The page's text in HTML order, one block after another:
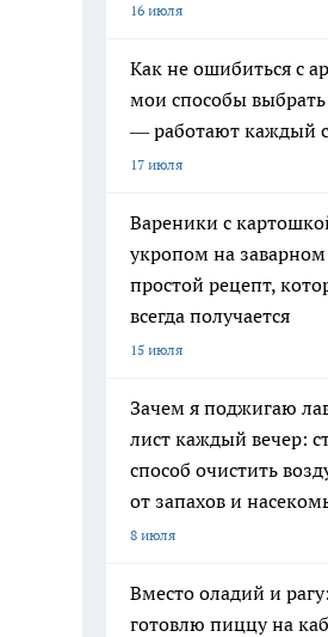
16 июля
Как не ошибиться с
мои способы
— работают каждый
17 июля
Вареники с
укропом на заварном
простой рецепт,
всегда получается
15 июля
Зачем я поджигаю
лист каждый вечер:
способ очистить
от запахов и
8 июля
Вместо оладий и
готовлю пиццу на